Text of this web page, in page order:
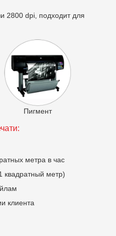
2800 dpi, подходит для
Пигмент
метра в час
квадратный метр)
клиента